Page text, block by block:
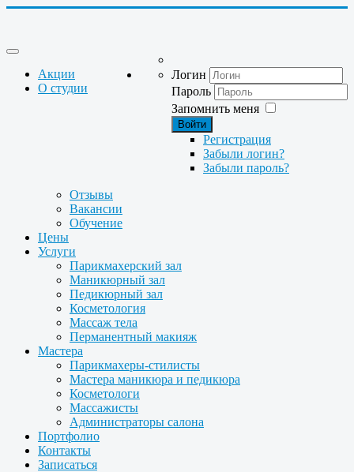
Логин
Пароль
Запомнить меня
Войти
Регистрация
Забыли логин?
Забыли пароль?
Акции
О студии
Отзывы
Вакансии
Обучение
Цены
Услуги
Парикмахерский зал
Маникюрный зал
Педикюрный зал
Косметология
Массаж тела
Перманентный макияж
Мастера
Парикмахеры-стилисты
Мастера маникюра и педикюра
Косметологи
Массажисты
Администраторы салона
Портфолио
Контакты
Записаться